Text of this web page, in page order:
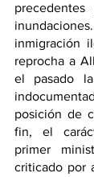
inmigración
reprocha a
el pasado
posición de
fin, el
primer
criticado por